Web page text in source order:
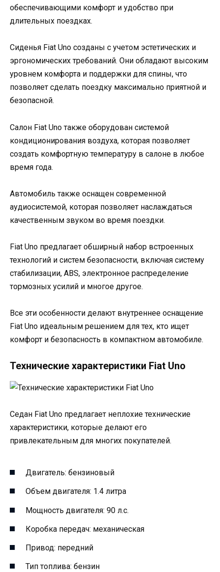
обеспечивающими комфорт и удобство при
длительных поездках.
Сиденья Fiat Uno созданы с учетом эстетических и
эргономических требований. Они обладают высоким
уровнем комфорта и поддержки для спины, что
позволяет сделать поездку максимально приятной и
безопасной.
Салон Fiat Uno также оборудован системой
кондиционирования воздуха, которая позволяет
создать комфортную температуру в салоне в любое
время года.
Автомобиль также оснащен современной
аудиосистемой, которая позволяет наслаждаться
качественным звуком во время поездки.
Fiat Uno предлагает обширный набор встроенных
технологий и систем безопасности, включая систему
стабилизации, ABS, электронное распределение
тормозных усилий и многое другое.
Все эти особенности делают внутреннее оснащение
Fiat Uno идеальным решением для тех, кто ищет
комфорт и безопасность в компактном автомобиле.
Технические характеристики Fiat Uno
Седан Fiat Uno предлагает неплохие технические
характеристики, которые делают его
привлекательным для многих покупателей.
Двигатель: бензиновый
Объем двигателя: 1.4 литра
Мощность двигателя: 90 л.с.
Коробка передач: механическая
Привод: передний
Тип топлива: бензин